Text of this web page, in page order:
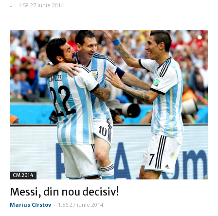
- - 1:58 27 iunie 2014
CM 2014
Messi, din nou decisiv!
Marius Cîrstov - 1:56 27 iunie 2014